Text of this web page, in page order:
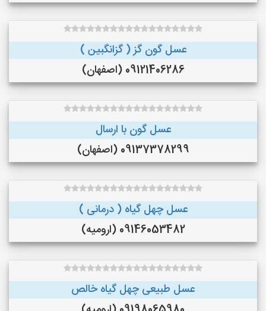
عسل گون گز ( گزانگبین )
09121406286 (اصفهان)
عسل گون با ارسال
09137378299 (اصفهان)
عسل چهل گیاه ( درمانی )
09146053482 (ارومیه)
عسل طبیعی چهل گیاه خالص